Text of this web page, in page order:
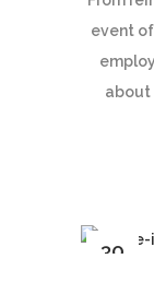
event
about
30